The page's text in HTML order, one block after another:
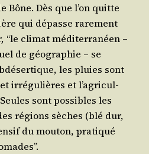
Bône. Dès que l’on quitte
qui dépasse rare­ment
“le cli­mat médi­ter­ra­néen –
de géo­gra­phie – se
les pluies sont
irré­gu­lières et l’a­gri­cul­
sont pos­sibles les
régions sèches (blé dur,
du mou­ton, pra­ti­qué